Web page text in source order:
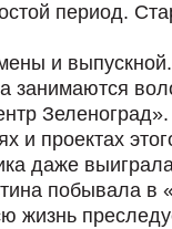
период.
и
занимаются
и проектах
даже
побывала в
жизнь